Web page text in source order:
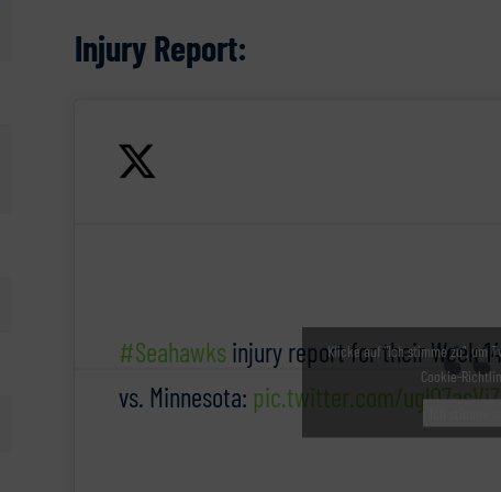
Injury Report:
#Seahawksinjury report for their Week
vs. Minnesota: pic.twitter.com/uglO7asVjZ
Klicke auf "Ich stimme zu", um
Cookie-